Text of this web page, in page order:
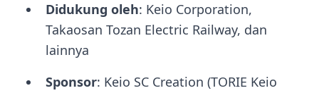
Didukung oleh: Keio Corporation,
Takaosan Tozan Electric Railway, dan
lainnya
Sponsor: Keio SC Creation (TORIE Keio